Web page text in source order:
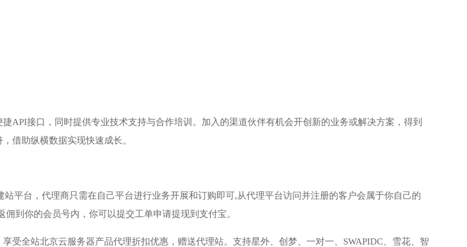
API接口，同时提供专业技术支持与合作培训。加入的渠道伙伴有机会开创新的业务或解决方案，得到
借助纵横数据实现快速成长。
平台，代理商只需在自己平台进行业务开展和订购即可,从代理平台访问并注册的客户会属于你自己的
到你的会员号内，你可以提交工单申请提现到支付宝。
受全站北京云服务器产品代理折扣优惠，赠送代理站。支持星外、创梦、一对一、SWAPIDC、雪花、智